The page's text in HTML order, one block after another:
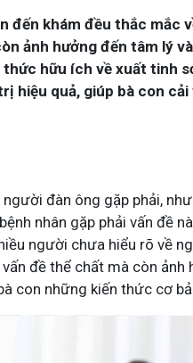
đến khám đều thắc mắc
ảnh hưởng đến tâm lý
thức hữu ích về xuất tinh
hiệu quả, giúp bà con
đàn ông gặp phải,
nhân gặp phải vấn đề
người chưa hiểu rõ về
đề thể chất mà còn
con những kiến thức cơ